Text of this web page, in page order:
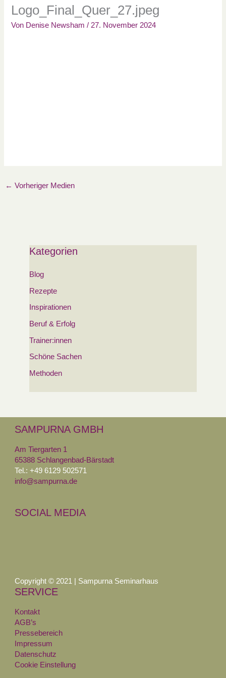
Logo_Final_Quer_27.jpeg
Von Denise Newsham/ 27. November 2024
← Vorheriger Medien
Kategorien
Blog
Rezepte
Inspirationen
Beruf & Erfolg
Trainer:innen
Schöne Sachen
Methoden
SAMPURNA GMBH
Am Tiergarten 1
65388 Schlangenbad-Bärstadt
Tel.: +49 6129 502571
info@sampurna.de
SOCIAL MEDIA
Copyright © 2021 | Sampurna Seminarhaus
SERVICE
Kontakt
AGB’s
Pressebereich
Impressum
Datenschutz
Cookie Einstellung